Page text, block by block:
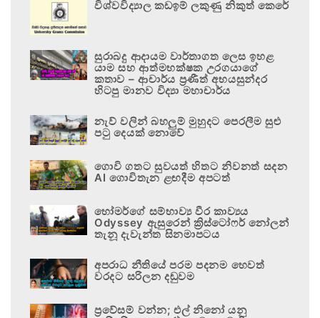
විශ්වවිද්‍යාල කඩඉම් ලකුණු නිකුත් කෙරේ
සුරාබදු ආදායම වාර්තාගත ලෙස ඉහළ
යාම සහ ආත්මභක්ෂක උරගයාගේ
කතාව – ආචාර්ය ප්‍රණීත් අභයසුන්දර
හිටපු මානව විද්‍යා මහාචාර්ය
නැව් වලින් බහලුම් මුහුදට පෙරලීම සුළු
පටු දෙයක් නොවේ
ගොවි ගතට සුවයත් හිතට නිවනත් සදන
AI ගොවිතැන ළඟදීම අපටත්
හෝමර්ගේ සම්භාව්‍ය වීර කාව්‍යය
Odyssey ඇසුරෙන් ක්‍රිස්ටෝෆර් නෝලන්
තැනූ දැවැන්ත සිනමාපටය
අපරාධ නීතියේ පරම පදනම හෙවත්
වරදට සරිලන දඬුවම
ප්‍රවේසම් වන්න; එල් නිනෝ යනු